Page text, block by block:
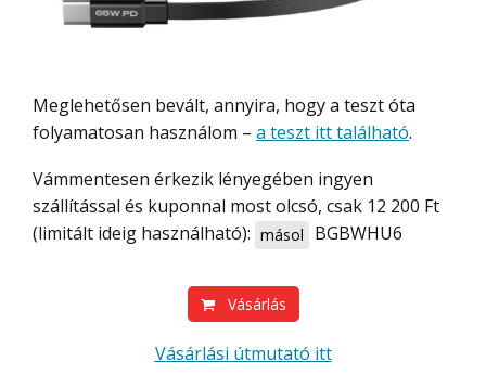
Meglehetősen bevált, annyira, hogy a teszt óta
folyamatosan használom – a teszt itt található.
Vámmentesen érkezik lényegében ingyen
szállítással és kuponnal most olcsó, csak 12 200 Ft
(limitált ideig használható): másol BGBWHU6
Vásárlás
Vásárlási útmutató itt